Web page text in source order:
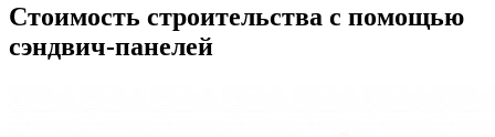
Стоимость строительства с помощью
сэндвич-панелей